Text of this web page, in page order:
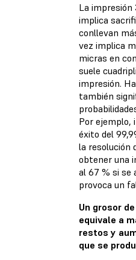
La impresión
implica
conllevan
vez implica
micras en
suele
impresión.
también
Por ejemplo,
éxito del
la resolución
obtener una
al 67 % si se
provoca un
Un grosor
equivale a
restos y
que se